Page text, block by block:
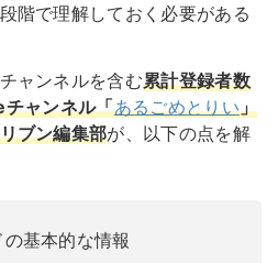
階で理解しておく必要がある
ャンネルを含む累計登録者数
ャンネル「あるごめとりい」
ブン編集部が、以下の点を解
基本的な情報